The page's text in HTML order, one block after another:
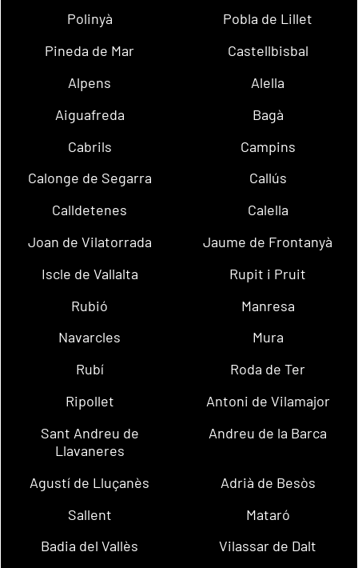
Polinyà
Pobla de Lillet
Pineda de Mar
Castellbisbal
Alpens
Alella
Aiguafreda
Bagà
Cabrils
Campins
Calonge de Segarra
Callús
Calldetenes
Calella
Joan de Vilatorrada
Jaume de Frontanyà
Iscle de Vallalta
Rupit i Pruit
Rubió
Manresa
Navarcles
Mura
Rubí
Roda de Ter
Ripollet
Antoni de Vilamajor
Sant Andreu de
Llavaneres
Andreu de la Barca
Agustí de Lluçanès
Adrià de Besòs
Sallent
Mataró
Badia del Vallès
Vilassar de Dalt